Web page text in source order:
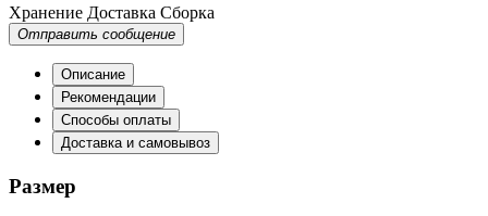
Хранение Доставка Сборка
Отправить сообщение
Описание
Рекомендации
Способы оплаты
Доставка и самовывоз
Размер